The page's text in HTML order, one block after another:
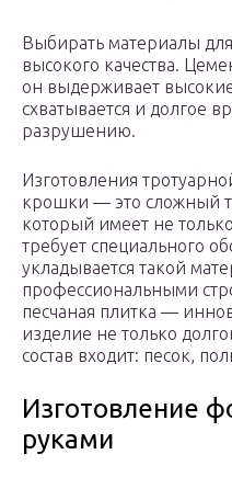
Выбирать материалы
высокого качества.
он выдерживает
схватывается и долгое
разрушению.
Изготовления
крошки — это сложный
который имеет не
требует специального
укладывается такой
профессиональными
песчаная плитка —
изделие не только
состав входит: песок,
Изготовление
руками